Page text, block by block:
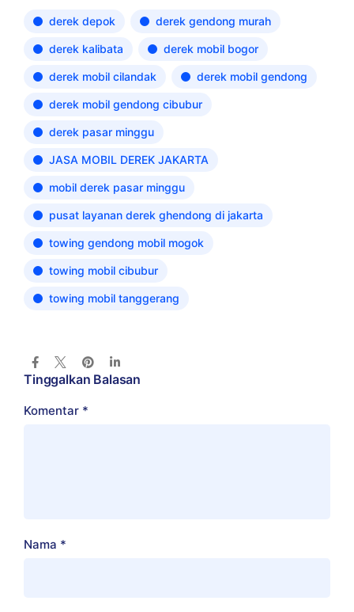
derek depok derek gendong murah
derek kalibata derek mobil bogor
derek mobil cilandak derek mobil gendong
derek mobil gendong cibubur
derek pasar minggu
JASA MOBIL DEREK JAKARTA
mobil derek pasar minggu
pusat layanan derek ghendong di jakarta
towing gendong mobil mogok
towing mobil cibubur
towing mobil tanggerang
Tinggalkan Balasan
Komentar *
Nama *